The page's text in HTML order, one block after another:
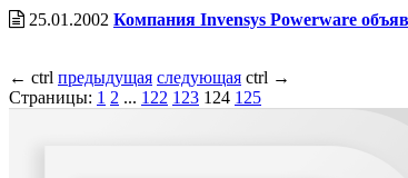
25.01.2002 Компания Invensys Powerware
← ctrl предыдущая следующая ctrl →
Страницы: 1 2 ... 122 123 124 125